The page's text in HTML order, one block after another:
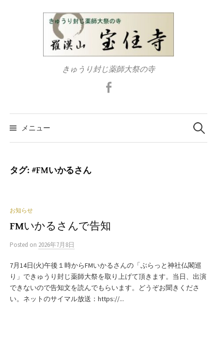
プ
きゅうり封じ薬師大祭の寺
メニュー
検
索:
タグ:#FMいかるさん
お知らせ
FMいかるさんで告知
Posted on 2026年7月8日
7月14日(火)午後１時からFMいかるさんの「ぶらっと神社仏閣巡
り」できゅうり封じ薬師大祭を取り上げて頂きます。当日、出演
できないので告知文を読んでもらいます。どうぞお聞きくださ
い。ネットのサイマル放送：https://...